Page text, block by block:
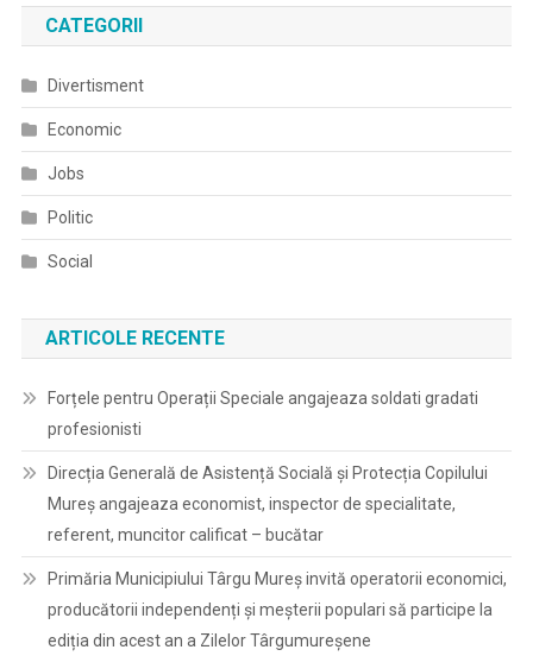
CATEGORII
Divertisment
Economic
Jobs
Politic
Social
ARTICOLE RECENTE
Forțele pentru Operații Speciale angajeaza soldati gradati
profesionisti
Direcția Generală de Asistență Socială și Protecția Copilului
Mureș angajeaza economist, inspector de specialitate,
referent, muncitor calificat – bucătar
Primăria Municipiului Târgu Mureș invită operatorii economici,
producătorii independenți și meșterii populari să participe la
ediția din acest an a Zilelor Târgumureșene